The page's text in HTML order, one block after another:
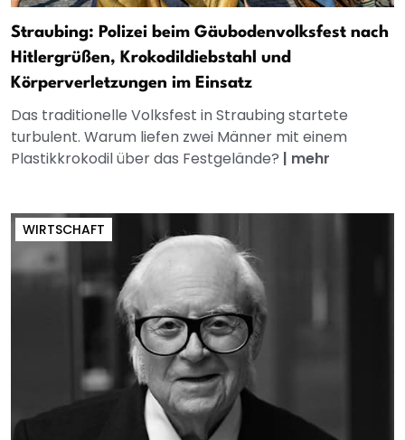
Straubing: Polizei beim Gäubodenvolksfest nach
Hitlergrüßen, Krokodildiebstahl und
Körperverletzungen im Einsatz
Das traditionelle Volksfest in Straubing startete
turbulent. Warum liefen zwei Männer mit einem
Plastikkrokodil über das Festgelände? | mehr
WIRTSCHAFT